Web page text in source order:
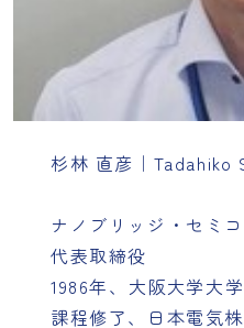
杉林 直彦｜Tadahiko
ナノブリッジ・セミ
代表取締役
1986年、大阪大学大
課程修了、日本電気